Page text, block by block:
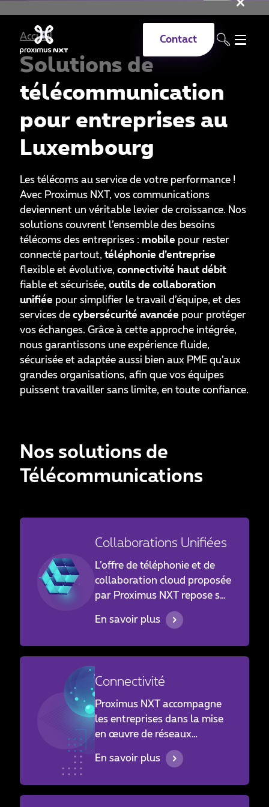
Contact
Accueil
Solutions de
télécommunication
pour entreprises au
Luxembourg
Les télécoms au service de votre performance !
Avec Proximus NXT, vos communications
deviennent un véritable levier de croissance. Nos
solutions couvrent l’ensemble des besoins
télécoms des entreprises : mobile pour rester
connecté partout,téléphonie d’entreprise
flexible et évolutive,connectivité haut débit
fiable et sécurisée,outils de collaboration
unifiée pour simplifier le travail d’équipe, et des
services decybersécurité avancée pour protéger
vos échanges. Grâce à cette approche intégrée,
nous garantissons une expérience fluide,
sécurisée et adaptée aussi bien aux PME qu’aux
grandes organisations, afin que vos équipes
puissent travailler sans limite, en toute confiance.
Nos solutions de
Télécommunications
Collaborations Unifiées
L’offre de téléphonie et de
collaboration cloud proposée
par Proximus NXT repose sur
des services éprouvés et une
intégration fluide. Elle
environnements hybrides
degré de flexibilité pour
répondre aux contraintes
opérationnelles actuelles.
En savoir plus
Connectivité
Proximus NXT accompagne
les entreprises dans la mise
en œuvre de réseaux
performants, en s’appuyant
sur une expertise historique
proposés s’articulent autour
En savoir plus